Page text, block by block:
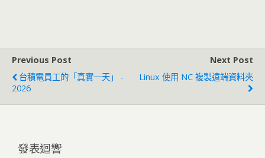
Previous Post
台積電員工的「真實一天」 -
2026
Next Post
Linux 使用 NC 複製遠端資料夾
發表迴響